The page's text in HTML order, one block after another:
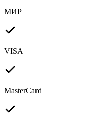
МИР
VISA
MasterCard